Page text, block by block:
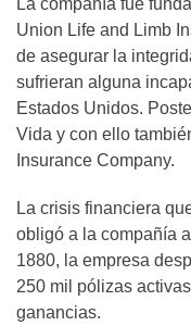
La compañía fue
Union Life and Limb
de asegurar la
sufrieran alguna
Estados Unidos.
Vida y con ello
Insurance Company.
La crisis financiera
obligó a la compañía
1880, la empresa
250 mil pólizas
ganancias.